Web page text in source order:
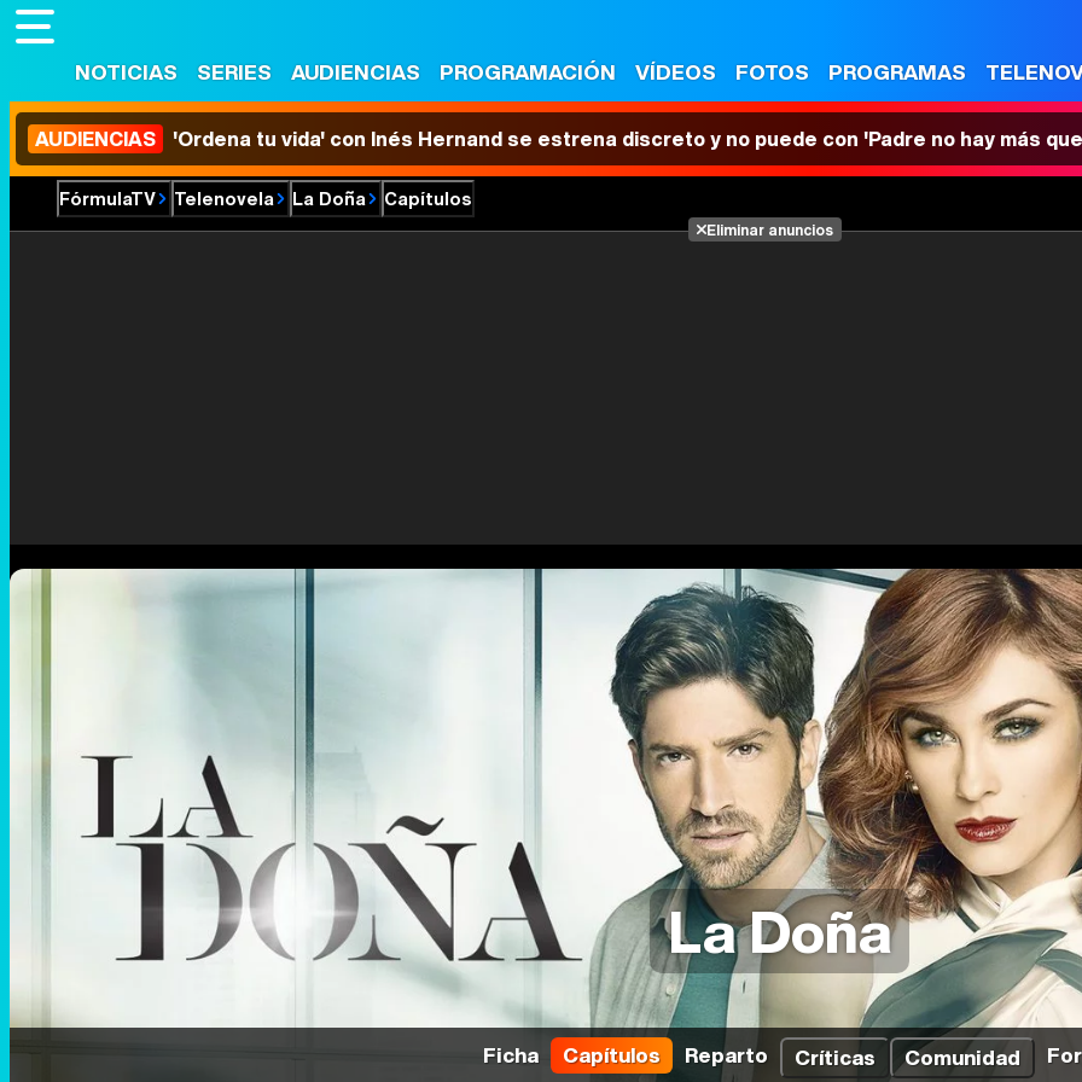
NOTICIAS SERIES AUDIENCIAS PROGRAMACIÓN VÍDEOS FOTOS PROGRAMAS
AUDIENCIAS 'Ordena tu vida' con Inés Hernand se estrena discreto y no puede con 'Padre no hay más
FórmulaTV Telenovela La Doña Capítulos
Eliminar anuncios
La Doña
Ficha Capítulos Reparto Críticas Comunidad